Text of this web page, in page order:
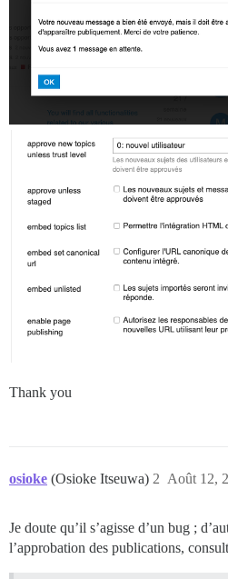
Thank you
osioke (Osioke Itseuwa) Août 12,
2
Je doute qu’il s’agisse d’un bug ;
l’approbation des publications,